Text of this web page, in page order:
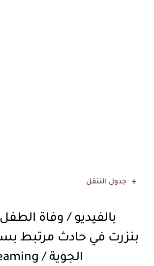
جدول التنقل
بالفيديو / وفاة
بنزرت في حادث مرتبط
الجوية / Video Streaming